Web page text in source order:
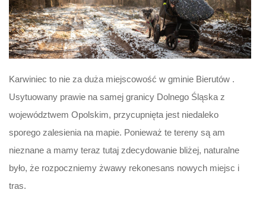
Karwiniec to nie za duża miejscowość w gminie Bierutów .
Usytuowany prawie na samej granicy Dolnego Śląska z
województwem Opolskim, przycupnięta jest niedaleko
sporego zalesienia na mapie. Ponieważ te tereny są am
nieznane a mamy teraz tutaj zdecydowanie bliżej, naturalne
było, że rozpoczniemy żwawy rekonesans nowych miejsc i
tras.